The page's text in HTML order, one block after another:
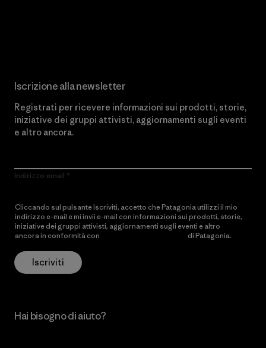
Iscrizione alla newsletter
Registrati per ricevere informazioni sui prodotti, storie,
iniziative dei gruppi attivisti, aggiornamenti sugli eventi
e altro ancora.
Indirizzo email
Cliccando sul pulsante Iscriviti, accetto che Patagonia utilizzi il mio
indirizzo e-mail e mi invii e-mail con informazioni sui prodotti, storie,
iniziative dei gruppi attivisti, aggiornamenti sugli eventi e altro
ancora in conformità con
di Patagonia.
Iscriviti
Hai bisogno di aiuto?